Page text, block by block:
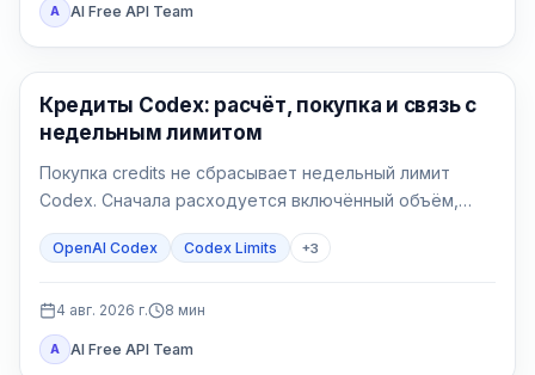
A AI Free API Team
AI Development Tools
Кредиты Codex: расчёт, покупка и связь с
недельным лимитом
Покупка credits не сбрасывает недельный лимит
Codex. Сначала расходуется включённый объём,
доступные кредиты.
OpenAI Codex Codex Limits +3
4 авг. 2026 г. 8 мин
A AI Free API Team